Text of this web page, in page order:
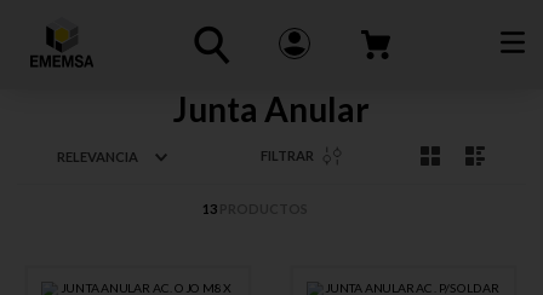
Junta Anular
RELEVANCIA FILTRAR
13